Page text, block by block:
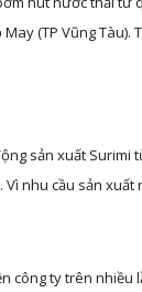
(TP Vũng
sản xuất
nhu cầu sản